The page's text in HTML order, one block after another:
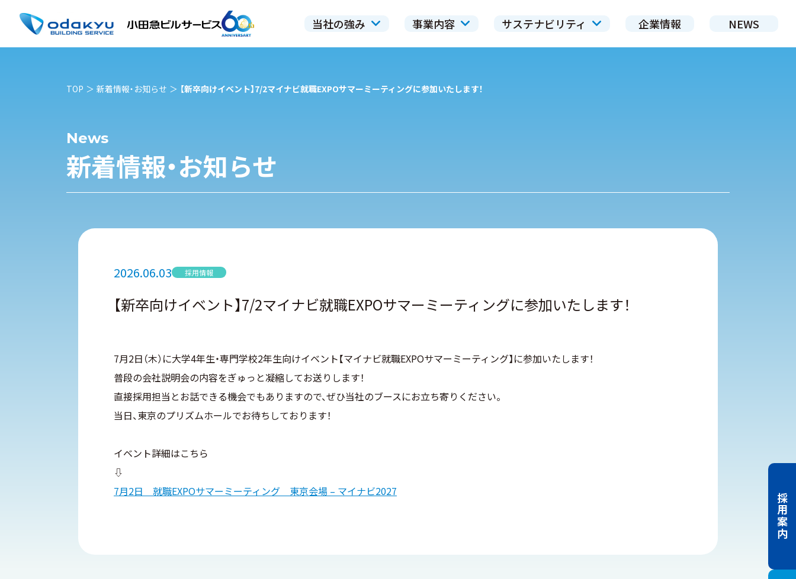
当社の強み 事業内容 サステナビリティ 企業情報 NEWS
採用案内
TOP 新着情報・お知らせ 【新卒向けイベント】7/2マイナビ就職EXPOサマーミーティングに参加いたします！
News
新着情報・お知らせ
2026.06.03 採用情報
【新卒向けイベント】7/2マイナビ就職EXPOサマーミーティングに参加いたします！
7月2日（木）に大学4年生・専門学校2年生向けイベント【マイナビ就職EXPOサマーミーティング】に参加いたします！
普段の会社説明会の内容をぎゅっと凝縮してお送りします！
直接採用担当とお話できる機会でもありますので、ぜひ当社のブースにお立ち寄りください。
当日、東京のプリズムホールでお待ちしております！
イベント詳細はこちら
⇩
7月2日 就職EXPOサマーミーティング 東京会場 – マイナビ2027